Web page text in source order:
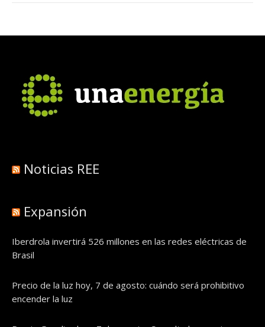
Noticias REE
Expansión
Iberdrola invertirá 526 millones en las redes eléctricas de
Brasil
Precio de la luz hoy, 7 de agosto: cuándo será prohibitivo
encender la luz